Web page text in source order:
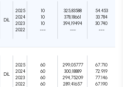
DIL
2025
2024
2023
2022
10
10
10
---
325,83588
378,18661
394,19494
---
54.453
33.784
30.740
---
DIL
2025
2024
2023
2022
60
60
60
60
299,05777
300,18889
294,75209
289,41657
67.710
72.919
77.146
67.190